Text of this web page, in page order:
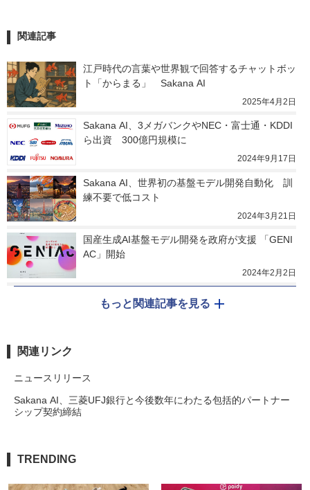
関連記事
江戸時代の言葉や世界観で回答するチャットボッ
ト「からまる」　Sakana AI
2025年4月2日
Sakana AI、3メガバンクやNEC・富士通・KDDI
ら出資　300億円規模に
2024年9月17日
Sakana AI、世界初の基盤モデル開発自動化　訓
練不要で低コスト
2024年3月21日
国産生成AI基盤モデル開発を政府が支援 「GENI
AC」開始
2024年2月2日
もっと関連記事を見る
関連リンク
ニュースリリース
Sakana AI、三菱UFJ銀行と今後数年にわたる包括的パートナー
シップ契約締結
TRENDING